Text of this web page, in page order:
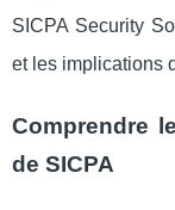
SICPA Security
et les implications
Comprendre
de SICPA